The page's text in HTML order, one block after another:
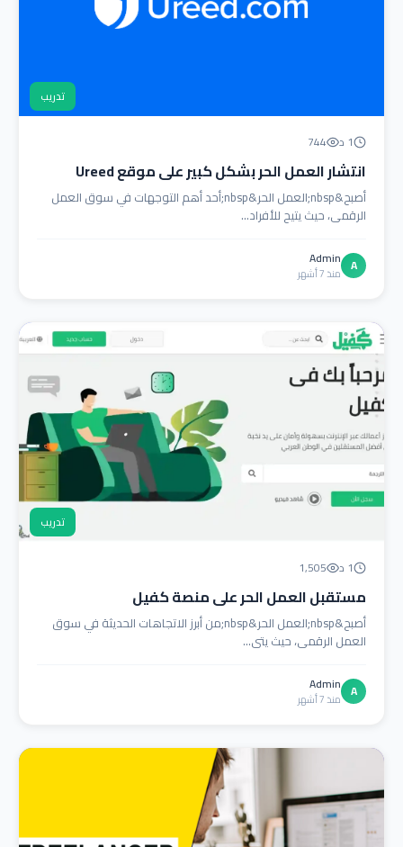
تدريب
1 د 744
انتشار العمل الحر بشكل كبير على موقع Ureed
أصبح&nbsp;العمل الحر&nbsp;أحد أهم التوجهات في سوق العمل
الرقمي، حيث يتيح للأفراد...
A
Admin
منذ 7 أشهر
تدريب
1 د 1,505
مستقبل العمل الحر على منصة كفيل
أصبح&nbsp;العمل الحر&nbsp;من أبرز الاتجاهات الحديثة في سوق
العمل الرقمي، حيث يتي...
A
Admin
منذ 7 أشهر